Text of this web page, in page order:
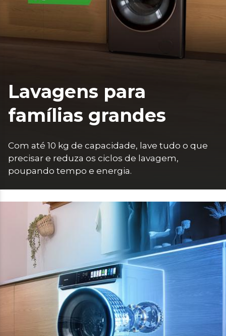
Lavagens para
famílias grandes
Com até 10 kg de capacidade, lave tudo o que
precisar e reduza os ciclos de lavagem,
poupando tempo e energia.